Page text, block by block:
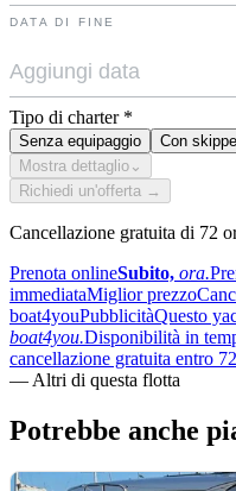
DATA DI FINE
Tipo di charter *
Senza equipaggio Con
Mostra dettaglio ⌄
Richiedi un'offerta →
Cancellazione gratuita di 72
Prenota onlineSubito, ora.
immediataMiglior prezzo
boat4youPubblicitàQuesto
boat4you.Disponibilità in
cancellazione gratuita entro
— Altri di questa flotta
Potrebbe anche